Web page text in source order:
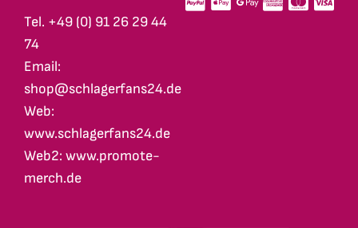
Tel. +49 (0) 91 26 29 44
74
Email:
shop@schlagerfans24.de
Web:
www.schlagerfans24.de
Web2: www.promote-
merch.de